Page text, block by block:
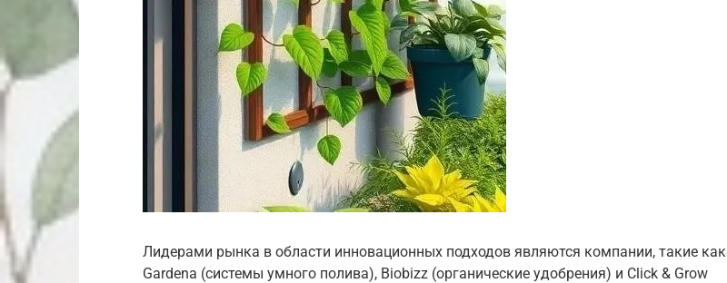
Лидерами рынка в области инновационных подходов являются компании, такие как
Gardena (системы умного полива), Biobizz (органические удобрения) и Click & Grow